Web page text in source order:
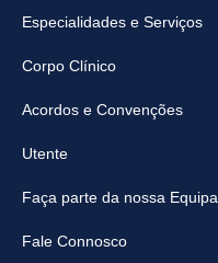
Especialidades e Serviços
Corpo Clínico
Acordos e Convenções
Utente
Faça parte da nossa Equipa
Fale Connosco